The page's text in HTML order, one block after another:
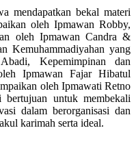
mendapatkan bekal materi
oleh Ipmawan Robby,
oleh Ipmawan Candra &
Kemuhammadiyahan yang
Kepemimpinan dan
Ipmawan Fajar Hibatul
oleh Ipmawati Retno
untuk membekali
dalam berorganisasi dan
karimah serta ideal.